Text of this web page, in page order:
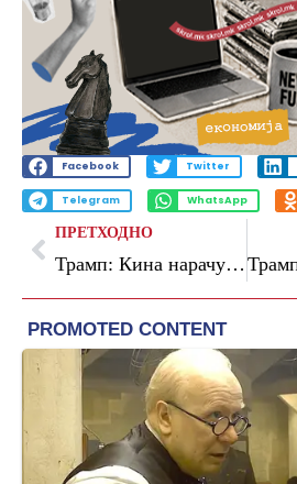
Facebook Twitter
Telegram WhatsApp
ПРЕТХОДНО
Трамп: Кина нарачува 200 авиони од „Боинг“